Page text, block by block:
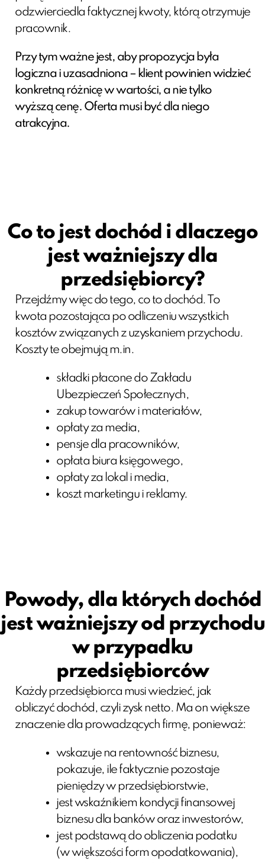
odzwierciedla faktycznej kwoty, którą otrzymuje
pracownik.
Przy tym ważne jest, aby propozycja była
logiczna i uzasadniona – klient powinien widzieć
konkretną różnicę w wartości, a nie tylko
wyższą cenę. Oferta musi być dla niego
atrakcyjna.
Co to jest dochód i dlaczego
jest ważniejszy dla
przedsiębiorcy?
Przejdźmy więc do tego, co to dochód. To
kwota pozostająca po odliczeniu wszystkich
kosztów związanych z uzyskaniem przychodu.
Koszty te obejmują m.in.
składki płacone do Zakładu
Ubezpieczeń Społecznych,
zakup towarów i materiałów,
opłaty za media,
pensje dla pracowników,
opłata biura księgowego,
opłaty za lokal i media,
koszt marketingu i reklamy.
Powody, dla których dochód
jest ważniejszy od przychodu
w przypadku
przedsiębiorców
Każdy przedsiębiorca musi wiedzieć, jak
obliczyć dochód, czyli zysk netto. Ma on większe
znaczenie dla prowadzących firmę, ponieważ:
wskazuje na rentowność biznesu,
pokazuje, ile faktycznie pozostaje
pieniędzy w przedsiębiorstwie,
jest wskaźnikiem kondycji finansowej
biznesu dla banków oraz inwestorów,
jest podstawą do obliczenia podatku
(w większości form opodatkowania),